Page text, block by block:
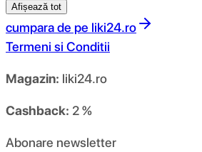
Afișează tot
cumpara de pe liki24.ro
Termeni si Conditii
Magazin: liki24.ro
Cashback: 2 %
Abonare newsletter